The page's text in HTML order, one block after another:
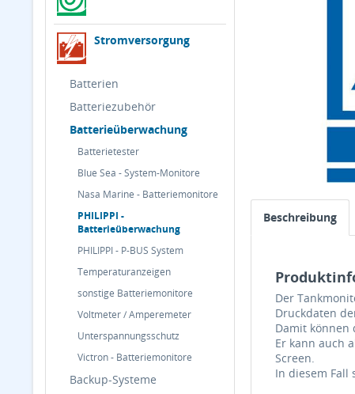
Stromversorgung
Batterien
Batteriezubehör
Batterieüberwachung
Batterietester
Blue Sea - System-Monitore
Nasa Marine - Batteriemonitore
PHILIPPI -
Batterieüberwachung
PHILIPPI - P-BUS System
Temperaturanzeigen
sonstige Batteriemonitore
Voltmeter / Amperemeter
Unterspannungsschutz
Victron - Batteriemonitore
Backup-Systeme
Beschreibung
Der
Druckdaten
Damit können
Er kann auch
Screen.
In diesem Fall